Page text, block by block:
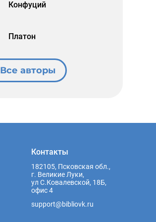
Конфуций
Платон
Все авторы
Контакты
182105, Псковская обл.,
г. Великие Луки,
ул С.Ковалевской, 18Б,
офис 4
support@bibliovk.ru